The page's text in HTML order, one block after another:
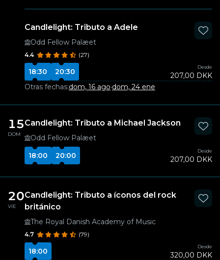
Candlelight: Tributo a Adele
Odd Fellow Palæet
4.4 (27)
18:30 20:30
Desde
207,00 DKK
Otras fechas:dom, 16 ago·dom, 24 ene
15
DOM
Candlelight: Tributo a Michael Jackson
Odd Fellow Palæet
18:00
20:00
Desde
207,00 DKK
20
VIE
Candlelight: Tributo a íconos del rock
británico
The Royal Danish Academy of Music
4.7 (79)
18:00
Desde
320,00 DKK